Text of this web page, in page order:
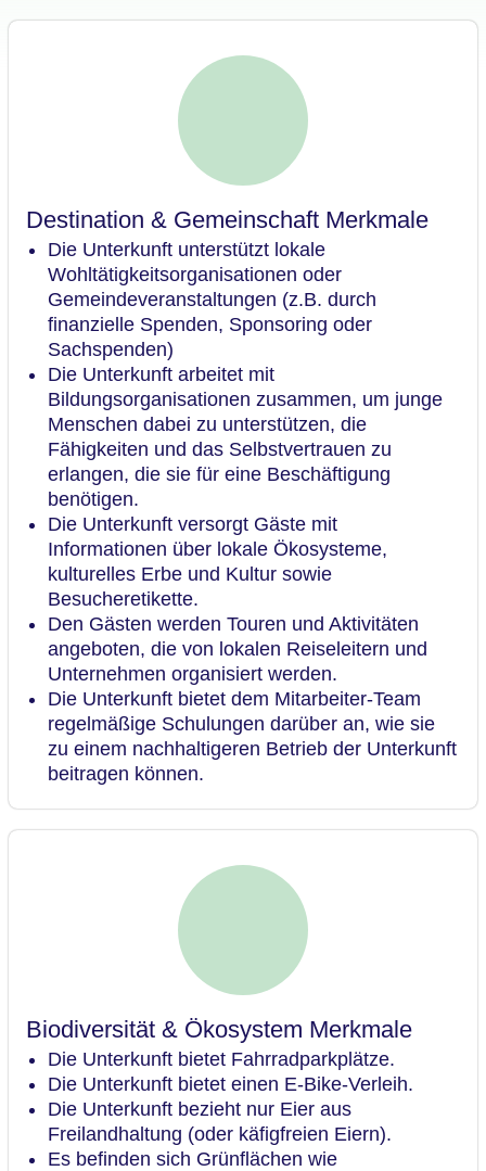
Destination & Gemeinschaft Merkmale
Die Unterkunft unterstützt lokale
Wohltätigkeitsorganisationen oder
Gemeindeveranstaltungen (z.B. durch
finanzielle Spenden, Sponsoring oder
Sachspenden)
Die Unterkunft arbeitet mit
Bildungsorganisationen zusammen, um junge
Menschen dabei zu unterstützen, die
Fähigkeiten und das Selbstvertrauen zu
erlangen, die sie für eine Beschäftigung
benötigen.
Die Unterkunft versorgt Gäste mit
Informationen über lokale Ökosysteme,
kulturelles Erbe und Kultur sowie
Besucheretikette.
Den Gästen werden Touren und Aktivitäten
angeboten, die von lokalen Reiseleitern und
Unternehmen organisiert werden.
Die Unterkunft bietet dem Mitarbeiter-Team
regelmäßige Schulungen darüber an, wie sie
zu einem nachhaltigeren Betrieb der Unterkunft
beitragen können.
Biodiversität & Ökosystem Merkmale
Die Unterkunft bietet Fahrradparkplätze.
Die Unterkunft bietet einen E-Bike-Verleih.
Die Unterkunft bezieht nur Eier aus
Freilandhaltung (oder käfigfreien Eiern).
Es befinden sich Grünflächen wie